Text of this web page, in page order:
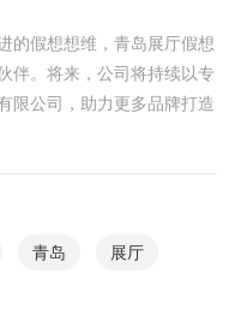
的假想想维，青岛展厅假想
伴。将来，公司将持续以专
限公司，助力更多品牌打造
青岛 展厅